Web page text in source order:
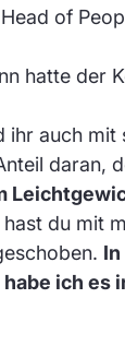
of
hatte der
ihr auch
daran,
du mit
ich es